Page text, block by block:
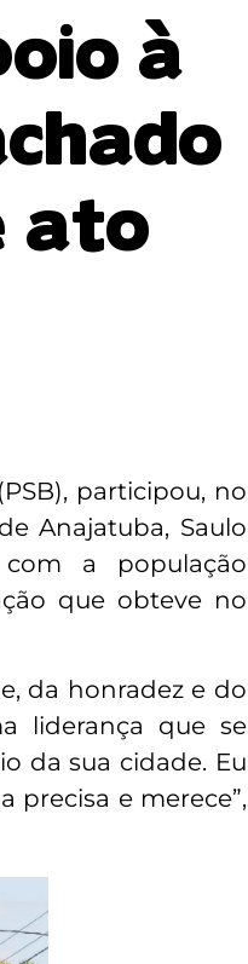
à
ato
participou, no
Anajatuba, Saulo
a população
que obteve no
da honradez e do
liderança que se
da sua cidade. Eu
precisa e merece”,